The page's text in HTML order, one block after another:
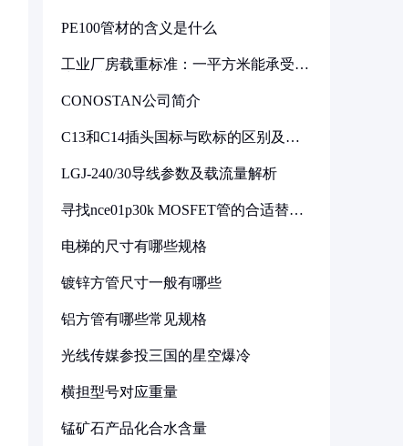
PE100管材的含义是什么
工业厂房载重标准：一平方米能承受多
CONOSTAN公司简介
C13和C14插头国标与欧标的区别及其
LGJ-240/30导线参数及载流量解析
寻找nce01p30k MOSFET管的合适替代
电梯的尺寸有哪些规格
镀锌方管尺寸一般有哪些
铝方管有哪些常见规格
光线传媒参投三国的星空爆冷
横担型号对应重量
锰矿石产品化合水含量